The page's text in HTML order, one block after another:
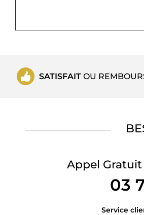
SATISFAIT OU
Appel Gratuit
03
Service